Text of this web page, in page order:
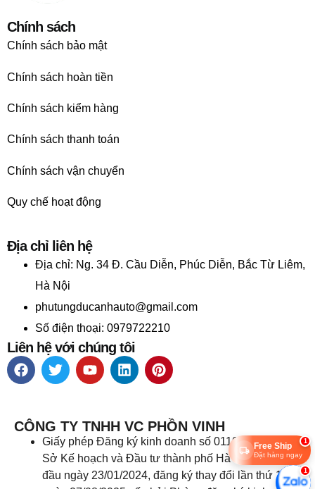
Chính sách
Chính sách bảo mật
Chính sách hoàn tiền
Chính sách kiểm hàng
Chính sách thanh toán
Chính sách vận chuyển
Quy chế hoạt động
Địa chỉ liên hệ
Địa chỉ: Ng. 34 Đ. Cầu Diễn, Phúc Diễn, Bắc Từ Liêm,
Hà Nội
phutungducanhauto@gmail.com
Số điện thoại: 0979722210
Liên hệ với chúng tôi
CÔNG TY TNHH VC PHỒN VINH
Giấy phép Đăng ký kinh doanh số 0110610618 do
Sở Kế hoạch và Đầu tư thành phố Hà Nội cấp lần
đầu ngày 23/01/2024, đăng ký thay đổi lần thứ 1,
1
Free Ship
Đặt hàng ngay
1